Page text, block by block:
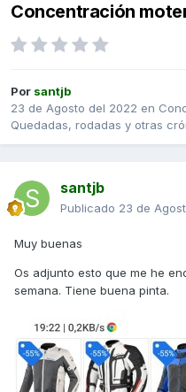
Concentración
Por santjb
23 de Agosto del 2022 en
Quedadas, rodadas y otras
santjb
Publicado 23 de
Muy buenas
Os adjunto esto que me he
semana. Tiene buena pinta.